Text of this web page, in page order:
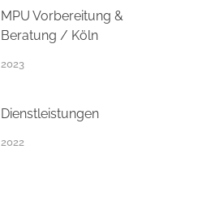
MPU Vorbereitung &
Beratung / Köln
2023
Dienstleistungen
2022